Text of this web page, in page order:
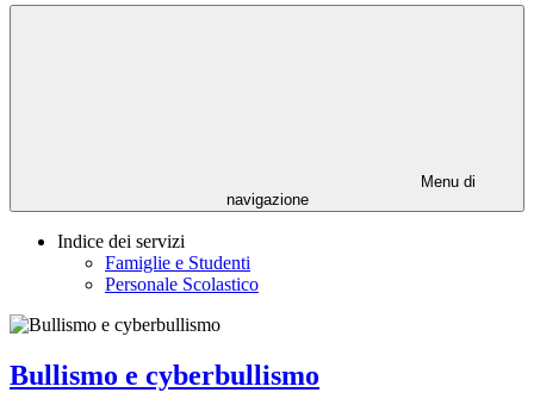
Menu di
navigazione
Indice dei servizi
Famiglie e Studenti
Personale Scolastico
Bullismo e cyberbullismo